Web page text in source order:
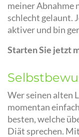
meiner Abnahme
schlecht gelaunt.
aktiver und bin
Starten Sie jetzt
Wer seinen alten
momentan
besten, welche
Diät sprechen.